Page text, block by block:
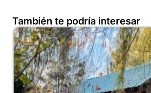
También te podría interesar